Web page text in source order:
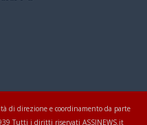
di direzione e coordinamento da parte
Tutti i diritti riservati ASSINEWS.it